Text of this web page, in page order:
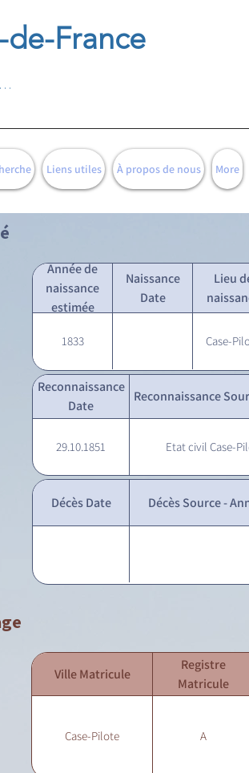
de-France
Liens utiles À propos de nous More
Année de
naissance
estimée
Naissance
Date
Lieu
1833 Case-
Reconnaissance
Date
Reconnaissance
29.10.1851 Etat civil Case-
Décès Date Décès Source -
Ville Matricule
Registre
Matricule
Case-Pilote A